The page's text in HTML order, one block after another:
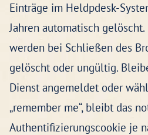
Einträge im Heldpdesk-
Jahren automatisch
werden bei Schließen des
gelöscht oder ungültig.
Dienst angemeldet oder
„remember me“, bleibt das
Authentifizierungscookie je